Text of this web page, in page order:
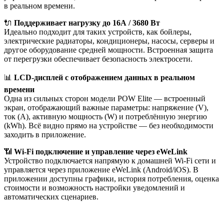
в реальном времени.
🔌 Поддерживает нагрузку до 16А / 3680 Вт
Идеально подходит для таких устройств, как бойлеры,
электрические радиаторы, кондиционеры, насосы, серверы и
другое оборудование средней мощности. Встроенная защита
от перегрузки обеспечивает безопасность электросети.
📊 LCD-дисплей с отображением данных в реальном
времени
Одна из сильных сторон модели POW Elite — встроенный
экран, отображающий важные параметры: напряжение (V),
ток (A), активную мощность (W) и потреблённую энергию
(kWh). Всё видно прямо на устройстве — без необходимости
заходить в приложение.
📶 Wi-Fi подключение и управление через eWeLink
Устройство подключается напрямую к домашней Wi-Fi сети и
управляется через приложение eWeLink (Android/iOS). В
приложении доступны графики, история потребления, оценка
стоимости и возможность настройки уведомлений и
автоматических сценариев.